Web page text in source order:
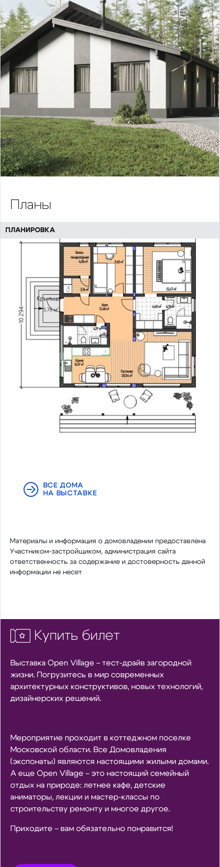
Планы
ПЛАНИРОВКА
ВСЕ ДОМА
НА ВЫСТАВКЕ
Материалы и информация о домовладении предоставлена
Участником-застройщиком, администрация сайта
ответственность за содержание и достоверность данной
информации не несет
Купить билет
Выставка Open Village – тест-драйв загородной
жизни. Погрузитесь в мир современных
архитектурных конструктивов, новых технологий,
дизайнерских решений.
Мероприятие проходит в коттеджном поселке
Московской области. Все Домовладения
(экспонаты) являются настоящими жилыми домами.
А еще Open Village – это настоящий семейный
отдых на природе: летнее кафе, детские
аниматоры, лекции и мастер-классы по
строительству ремонту и многое другое.
Приходите – вам обязательно понравится!